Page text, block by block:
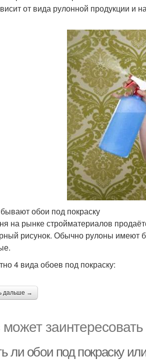
от вида рулонной продукции и
обои под покраску
на рынке стройматериалов
рисунок. Обычно рулоны имеют
4 вида обоев под покраску:
дальше →
заинтересовать
ли обои под покраску